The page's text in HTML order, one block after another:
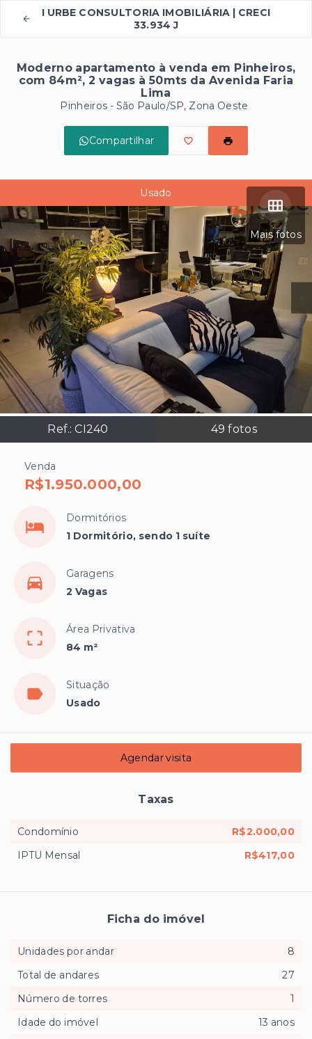
I URBE CONSULTORIA IMOBILIÁRIA | CRECI
33.934 J
Moderno apartamento à venda em Pinheiros,
com 84m², 2 vagas à 50mts da Avenida Faria
Lima
Pinheiros - São Paulo/SP, Zona Oeste
Compartilhar
Mais fotos
Ref.:CI240 49 fotos
Usado
Venda
R$1.950.000,00
Dormitórios
1 Dormitório, sendo 1 suíte
Garagens
2 Vagas
Área Privativa
84 m²
Situação
Usado
Agendar visita
Taxas
Condomínio
R$2.000,00
IPTU Mensal
R$417,00
Ficha do imóvel
Unidades por andar
8
Total de andares
27
Número de torres
1
Idade do imóvel
13 anos